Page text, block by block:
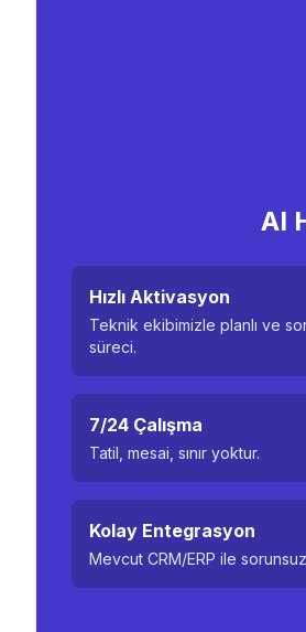
AI
Hızlı Aktivasyon
Teknik ekibimizle planlı ve
süreci.
7/24 Çalışma
Tatil, mesai, sınır yoktur.
Kolay Entegrasyon
Mevcut CRM/ERP ile sorunsuz